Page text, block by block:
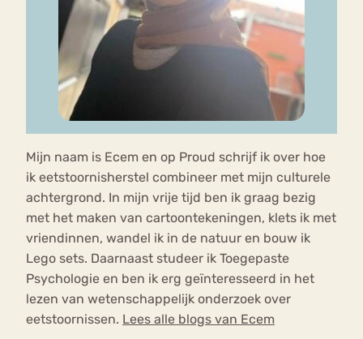
Mijn naam is Ecem en op Proud schrijf ik over hoe
ik eetstoornisherstel combineer met mijn culturele
achtergrond. In mijn vrije tijd ben ik graag bezig
met het maken van cartoontekeningen, klets ik met
vriendinnen, wandel ik in de natuur en bouw ik
Lego sets. Daarnaast studeer ik Toegepaste
Psychologie en ben ik erg geïnteresseerd in het
lezen van wetenschappelijk onderzoek over
eetstoornissen. Lees alle blogs van Ecem